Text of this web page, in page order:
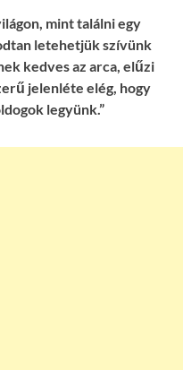
mint találni egy
letehetjük szívünk
kedves az arca, elűzi
jelenléte elég, hogy
legyünk.”